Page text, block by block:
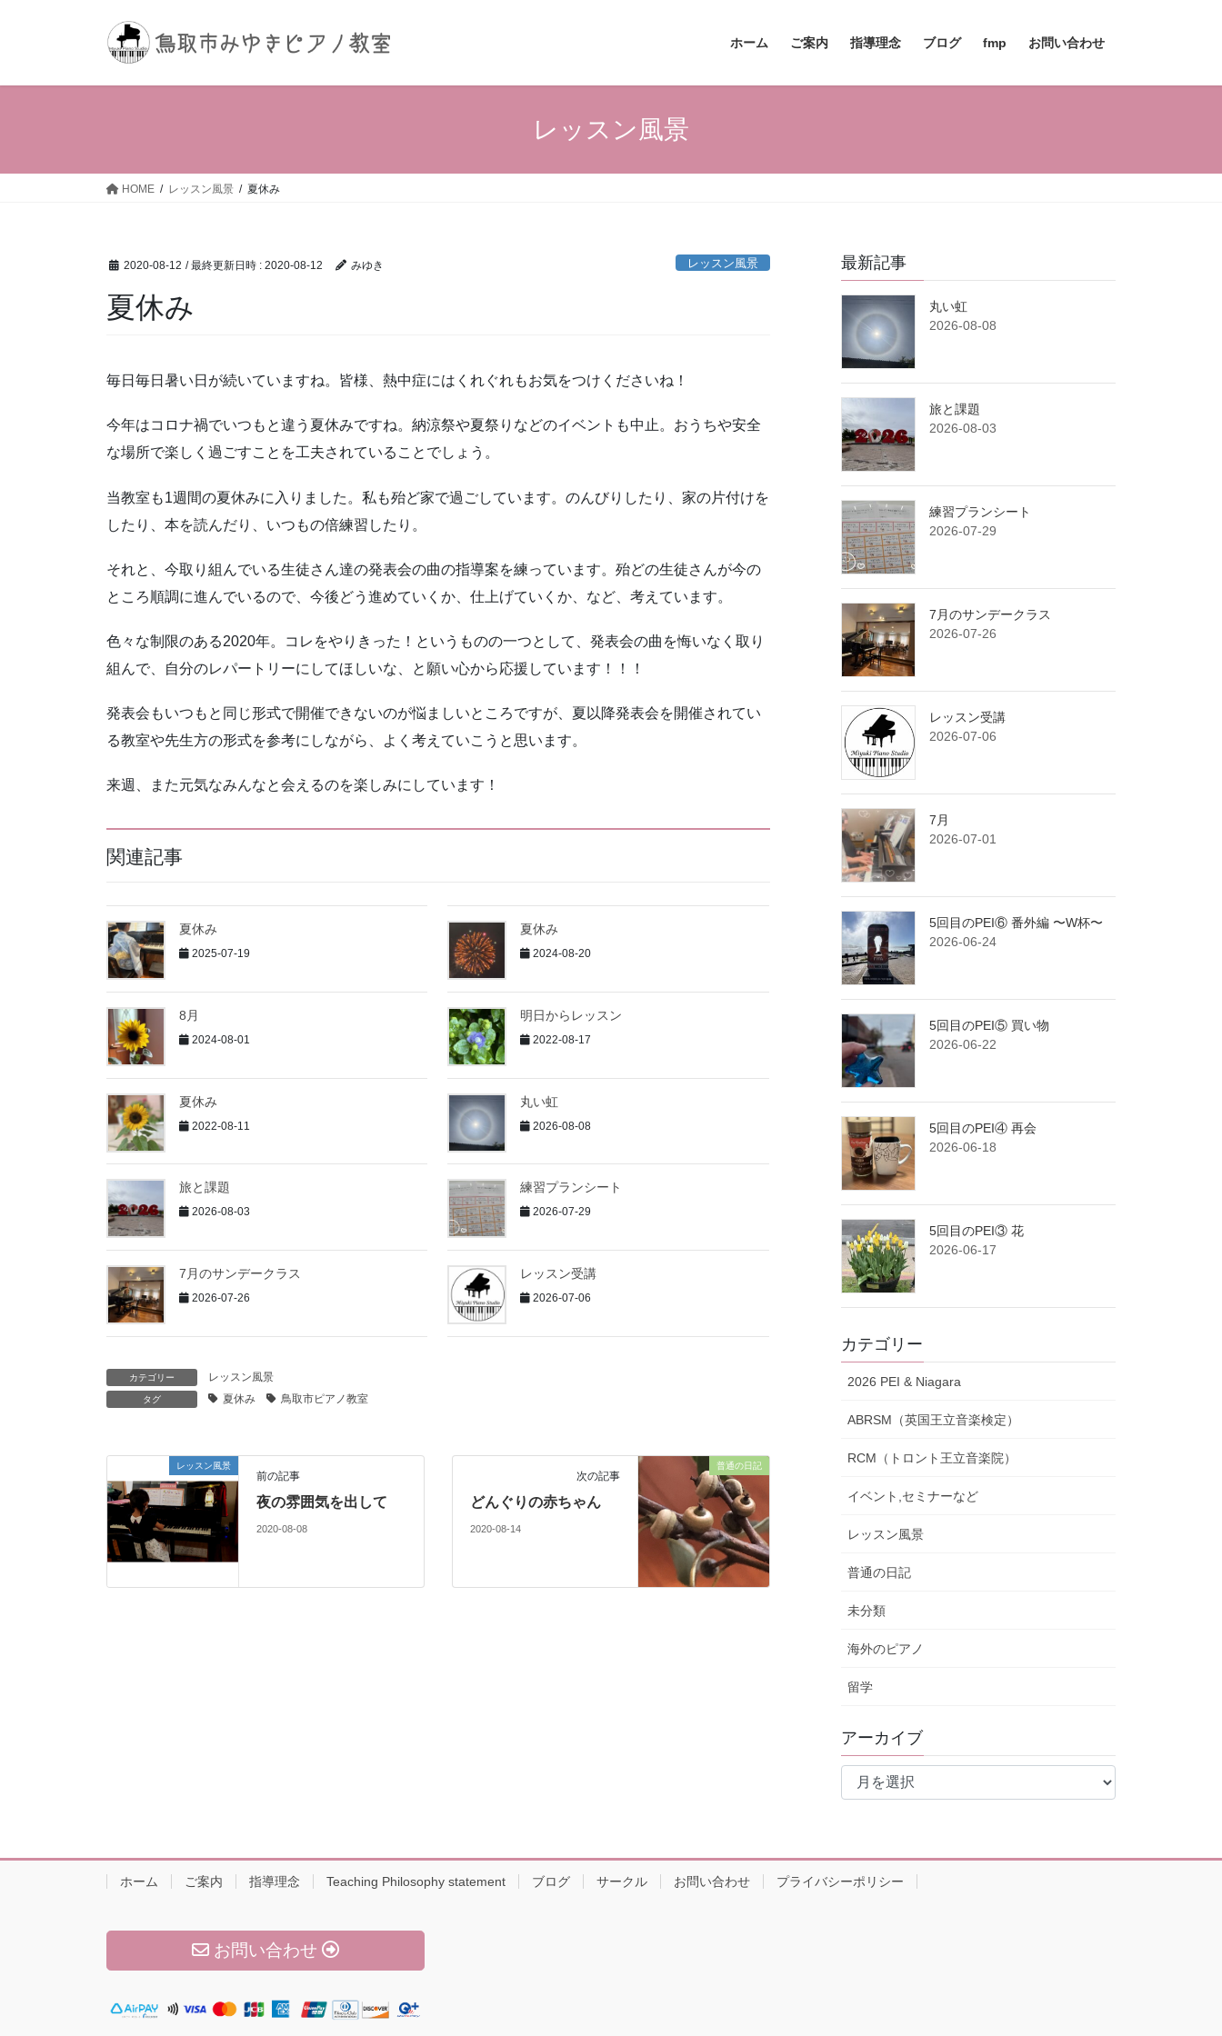
ホーム ご案内 指導理念 ブログ fmp お問い合わせ
レッスン風景
HOME レッスン風景 夏休み
2020-08-12 / 最終更新日時 : 2020-08-12 みゆき レッスン風景
夏休み
毎日毎日暑い日が続いていますね。皆様、熱中症にはくれぐれもお気をつけくださいね！
今年はコロナ禍でいつもと違う夏休みですね。納涼祭や夏祭りなどのイベントも中止。おうちや安全
な場所で楽しく過ごすことを工夫されていることでしょう。
当教室も1週間の夏休みに入りました。私も殆ど家で過ごしています。のんびりしたり、家の片付けを
したり、本を読んだり、いつもの倍練習したり。
それと、今取り組んでいる生徒さん達の発表会の曲の指導案を練っています。殆どの生徒さんが今の
ところ順調に進んでいるので、今後どう進めていくか、仕上げていくか、など、考えています。
色々な制限のある2020年。コレをやりきった！というものの一つとして、発表会の曲を悔いなく取り
組んで、自分のレパートリーにしてほしいな、と願い心から応援しています！！！
発表会もいつもと同じ形式で開催できないのが悩ましいところですが、夏以降発表会を開催されてい
る教室や先生方の形式を参考にしながら、よく考えていこうと思います。
来週、また元気なみんなと会えるのを楽しみにしています！
関連記事
夏休み
2025-07-19
夏休み
2024-08-20
8月
2024-08-01
明日からレッスン
2022-08-17
夏休み
2022-08-11
丸い虹
2026-08-08
旅と課題
2026-08-03
練習プランシート
2026-07-29
7月のサンデークラス
2026-07-26
レッスン受講
2026-07-06
カテゴリー レッスン風景
タグ 夏休み 鳥取市ピアノ教室
レッスン風景
前の記事
夜の雰囲気を出して
2020-08-08
普通の日記
次の記事
どんぐりの赤ちゃん
2020-08-14
最新記事
丸い虹
2026-08-08
旅と課題
2026-08-03
練習プランシート
2026-07-29
7月のサンデークラス
2026-07-26
レッスン受講
2026-07-06
7月
2026-07-01
5回目のPEI⑥ 番外編 〜W杯〜
2026-06-24
5回目のPEI⑤ 買い物
2026-06-22
5回目のPEI④ 再会
2026-06-18
5回目のPEI③ 花
2026-06-17
カテゴリー
2026 PEI & Niagara
ABRSM（英国王立音楽検定）
RCM（トロント王立音楽院）
イベント,セミナーなど
レッスン風景
普通の日記
未分類
海外のピアノ
留学
アーカイブ
ア
ホーム ご案内 指導理念 Teaching Philosophy statement ブログ サークル お問い合わせ プライバシーポリシー
お問い合わせ